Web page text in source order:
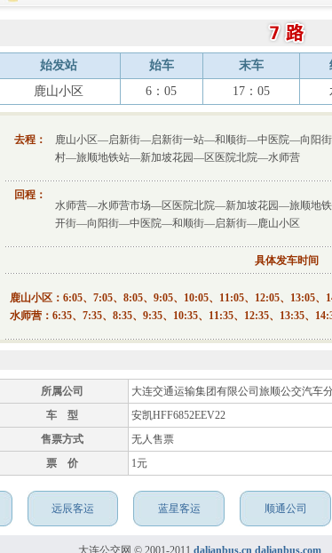
始发站 始车 末车
鹿山小区
6：05 17：05
去程：
鹿山小区—启新街—启新街一站—和顺街—中医院—向阳
村—旅顺地铁站—新加坡花园—区医院北院—水师营
回程：
水师营—水师营市场—区医院北院—新加坡花园—旅顺
开街—向阳街—中医院—和顺街—启新街—鹿山小区
具体发车时间
鹿山小区：6:05、7:05、8:05、9:05、10:05、11:05、12:05、13:05、
水师营：6:35、7:35、8:35、9:35、10:35、11:35、12:35、13:35、
所属公司
大连交通运输集团有限公司旅顺公交汽车
车 型
安凯HFF6852EEV22
售票方式
无人售票
票 价
1元
远辰客运 蓝星客运 顺通公司
大连公交网 © 2001-2011 dalianbus.cn dalianbus.com